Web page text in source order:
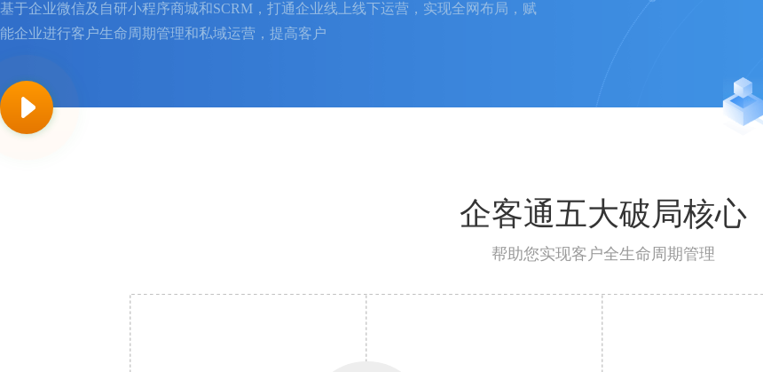
基于企业微信及自研小程序商城和SCRM，打通企业线上线下运营，实现全网布局，赋
能企业进行客户生命周期管理和私域运营，提高客户
企客通五大破局核心
帮助您实现客户全生命周期管理